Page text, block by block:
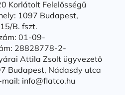
Korlátolt Felelősségű
1097 Budapest,
B. fszt.
01-09-
28828778-2-
Attila Zsolt ügyvezető
Budapest, Nádasdy utca
info@flatco.hu